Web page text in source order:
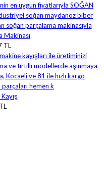
Makinası
TL